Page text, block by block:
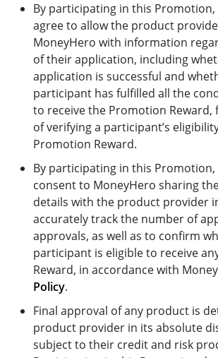
By participating in this
agree to allow the product
MoneyHero with information
of their application, including
application is successful and
participant has fulfilled all the
to receive the Promotion Reward,
of verifying a participant’s
Promotion Reward.
By participating in this
consent to MoneyHero sharing
details with the product provider
accurately track the number of
approvals, as well as to confirm
participant is eligible to receive
Reward, in accordance with
Policy.
Final approval of any product is
product provider in its absolute
subject to their credit and risk